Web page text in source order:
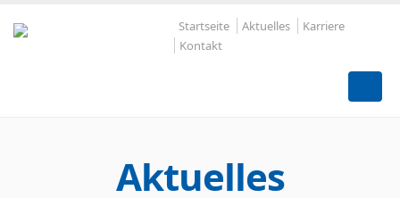
Startseite Aktuelles
Karriere
Kontakt
Aktuelles